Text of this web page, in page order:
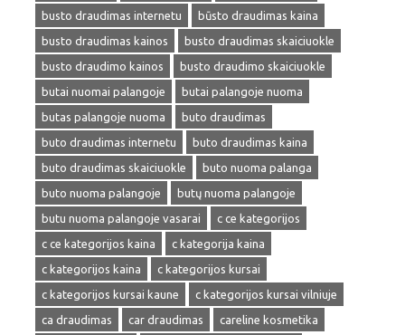
busto draudimas internetu
būsto draudimas kaina
busto draudimas kainos
busto draudimas skaiciuokle
busto draudimo kainos
busto draudimo skaiciuokle
butai nuomai palangoje
butai palangoje nuoma
butas palangoje nuoma
buto draudimas
buto draudimas internetu
buto draudimas kaina
buto draudimas skaiciuokle
buto nuoma palanga
buto nuoma palangoje
butų nuoma palangoje
butu nuoma palangoje vasarai
c ce kategorijos
c ce kategorijos kaina
c kategorija kaina
c kategorijos kaina
c kategorijos kursai
c kategorijos kursai kaune
c kategorijos kursai vilniuje
ca draudimas
car draudimas
careline kosmetika